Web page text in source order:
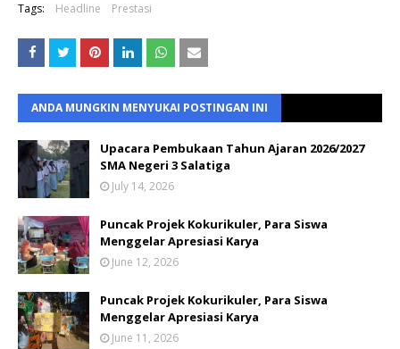
Tags: Headline Prestasi
ANDA MUNGKIN MENYUKAI POSTINGAN INI
Upacara Pembukaan Tahun Ajaran 2026/2027
SMA Negeri 3 Salatiga
July 14, 2026
Puncak Projek Kokurikuler, Para Siswa
Menggelar Apresiasi Karya
June 12, 2026
Puncak Projek Kokurikuler, Para Siswa
Menggelar Apresiasi Karya
June 11, 2026